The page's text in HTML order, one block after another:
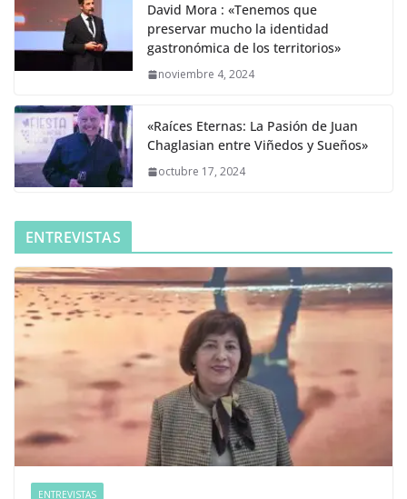
David Mora : «Tenemos que
preservar mucho la identidad
gastronómica de los territorios»
noviembre 4, 2024
«Raíces Eternas: La Pasión de Juan
Chaglasian entre Viñedos y Sueños»
octubre 17, 2024
ENTREVISTAS
ENTREVISTAS